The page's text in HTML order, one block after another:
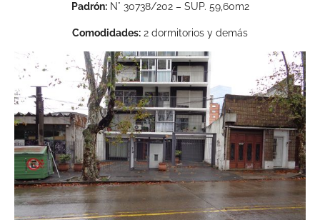
Padrón:N° 30738/202 – SUP. 59,60m2
Comodidades: 2 dormitorios y demás